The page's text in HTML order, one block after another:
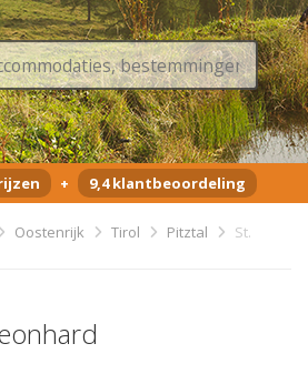
+ 9,4 klantbeoordeling
Oostenrijk Tirol Pitztal
St.